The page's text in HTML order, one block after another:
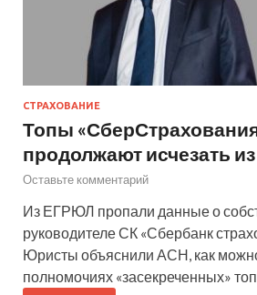
СТРАХОВАНИЕ
Топы
продолжают исчезать
Оставьте комментарий
Из ЕГРЮЛ пропали данные о
руководителе СК «Сбербанк
Юристы объяснили АСН, как
полномочиях «засекреченных»